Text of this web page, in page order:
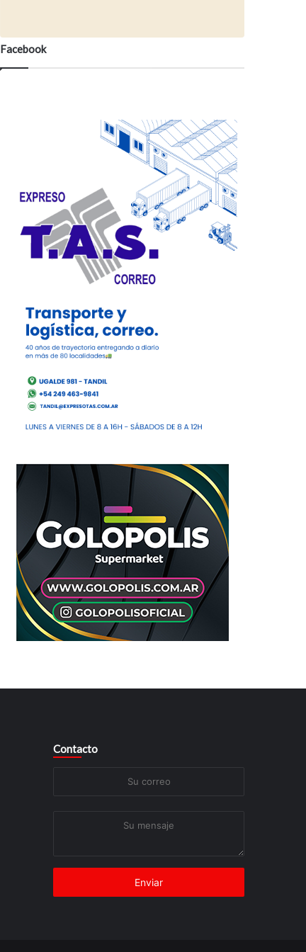
Facebook
Contacto